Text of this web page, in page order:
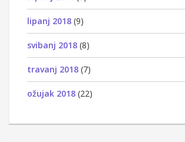
lipanj 2018 (9)
svibanj 2018 (8)
travanj 2018 (7)
ožujak 2018 (22)